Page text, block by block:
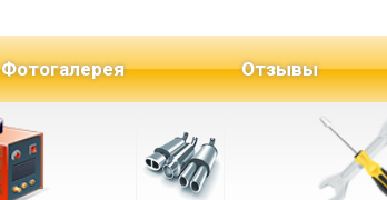
Фотогалерея Отзывы